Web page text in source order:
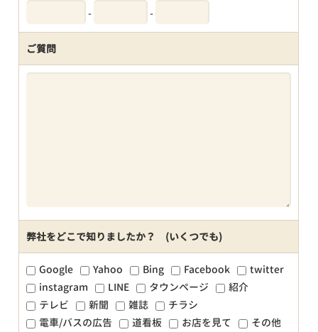
- -
ご質問
弊社をどこで知りましたか？ (いくつでも)
Google Yahoo Bing Facebook
twitter
instagram
LINE タウンページ
紹介
テレビ
新聞 雑誌
チラシ
電車/バスの広告
道看板 お店を見て その他